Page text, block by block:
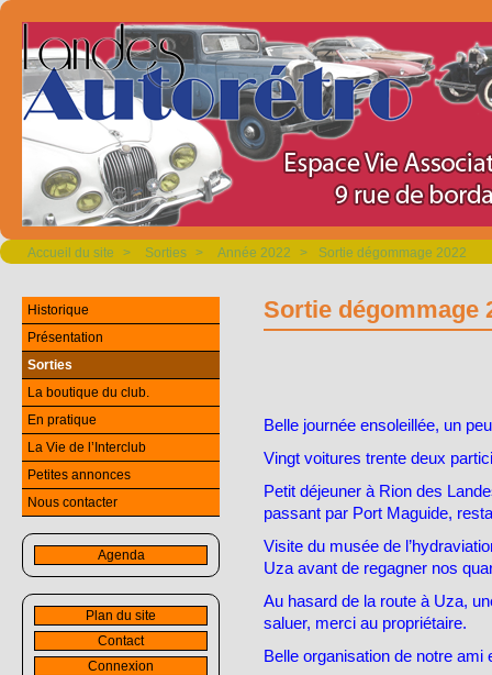
Accueil du site > Sorties > Année 2022 > Sortie dégommage 2022
Sortie dégommage
Belle journée ensoleillée, un
Vingt voitures trente deux
Petit déjeuner à Rion des
passant par Port Maguide,
Visite du musée de
Uza avant de regagner nos
Au hasard de la route à Uza,
saluer, merci au propriétaire.
Belle organisation de notre ami
Historique
Présentation
Sorties
La boutique du club.
En pratique
La Vie de l’Interclub
Petites annonces
Nous contacter
Agenda
Plan du site
Contact
Connexion